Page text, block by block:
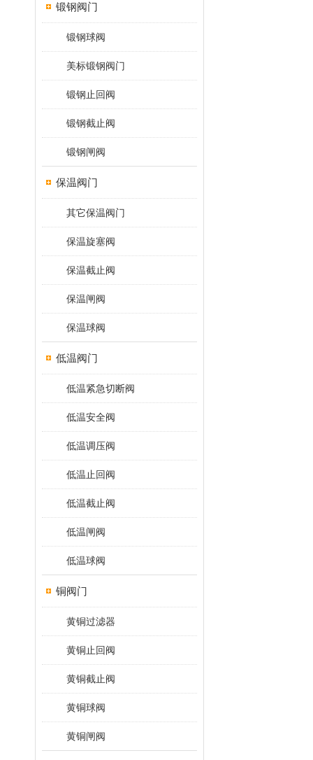
锻钢阀门
锻钢球阀
美标锻钢阀门
锻钢止回阀
锻钢截止阀
锻钢闸阀
保温阀门
其它保温阀门
保温旋塞阀
保温截止阀
保温闸阀
保温球阀
低温阀门
低温紧急切断阀
低温安全阀
低温调压阀
低温止回阀
低温截止阀
低温闸阀
低温球阀
铜阀门
黄铜过滤器
黄铜止回阀
黄铜截止阀
黄铜球阀
黄铜闸阀